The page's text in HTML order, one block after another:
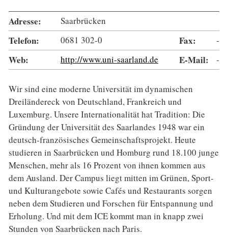
Adresse: Saarbrücken
Telefon: 0681 302-0 Fax: -
Web: http://www.uni-saarland.de E-Mail: -
Wir sind eine moderne Universität im dynamischen
Dreiländereck von Deutschland, Frankreich und
Luxemburg. Unsere Internationalität hat Tradition: Die
Gründung der Universität des Saarlandes 1948 war ein
deutsch-französisches Gemeinschaftsprojekt. Heute
studieren in Saarbrücken und Homburg rund 18.100 junge
Menschen, mehr als 16 Prozent von ihnen kommen aus
dem Ausland. Der Campus liegt mitten im Grünen, Sport-
und Kulturangebote sowie Cafés und Restaurants sorgen
neben dem Studieren und Forschen für Entspannung und
Erholung. Und mit dem ICE kommt man in knapp zwei
Stunden von Saarbrücken nach Paris.